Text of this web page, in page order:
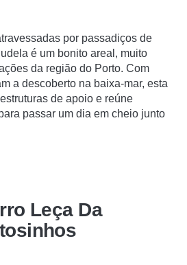
por passadiços de
é um bonito areal, muito
da região do Porto. Com
a descoberto na baixa-mar, esta
de apoio e reúne
passar um dia em cheio junto
Leça Da